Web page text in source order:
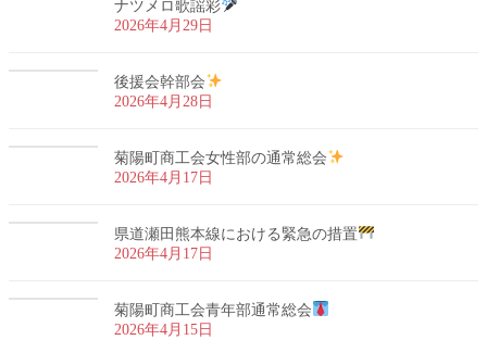
ナツメロ歌謡彩
2026年4月29日
後援会幹部会
2026年4月28日
菊陽町商工会女性部の通常総会
2026年4月17日
県道瀬田熊本線における緊急の措置
2026年4月17日
菊陽町商工会青年部通常総会
2026年4月15日